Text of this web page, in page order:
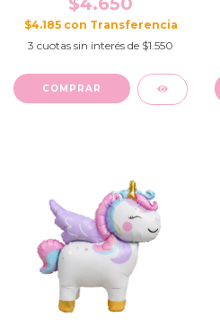
$4.185 con
3 cuotas sin interés de $1.550